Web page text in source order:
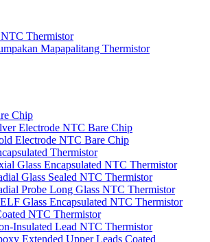
Thermistor
Mapapalitang Thermistor
Chip
Electrode NTC Bare Chip
Electrode NTC Bare Chip
Thermistor
Glass Encapsulated NTC Thermistor
Glass Sealed NTC Thermistor
Probe Long Glass NTC Thermistor
Glass Encapsulated NTC Thermistor
NTC Thermistor
Insulated Lead NTC Thermistor
Extended Upper Leads Coated